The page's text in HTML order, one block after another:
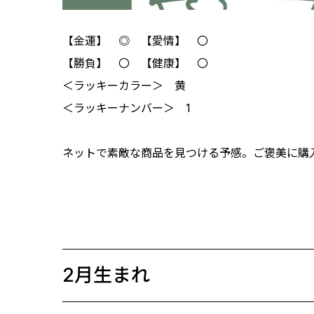
【金運】 ◎ 【愛情】 〇
【勝負】 〇 【健康】 〇
＜ラッキーカラー＞ 黄
＜ラッキーナンバー＞ 1
ネットで素敵な商品を見つける予感。ご褒美に購
2月生まれ